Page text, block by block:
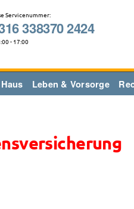
Servicenummer:
338370 2424
- 17:00
Leben & Vorsorge